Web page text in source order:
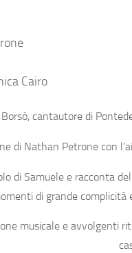
Cairo
cantautore di
di Nathan Petrone con
di Samuele e racconta
di grande complicità
musicale e avvolgenti